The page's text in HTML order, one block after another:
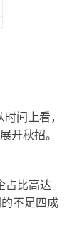
间上看，
开秋招。
占比高达
不足四成